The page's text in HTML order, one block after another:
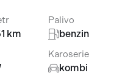
km
Palivo
benzin
Karoserie
kombi